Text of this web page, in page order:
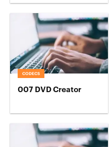
CODECS
007 DVD Creator